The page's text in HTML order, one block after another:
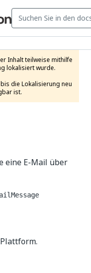
Inhalt teilweise mithilfe
lokalisiert wurde.
die Lokalisierung neu
ist.
eine E-Mail über